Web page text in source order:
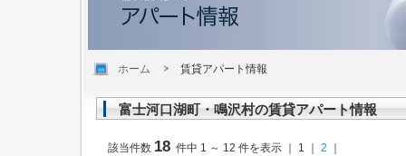
ホーム 賃貸アパート情報
富士河口湖町・鳴沢村の賃貸アパート情報
該当件数 18 件中 1 ～ 12 件を表示 ｜ 1 ｜ 2